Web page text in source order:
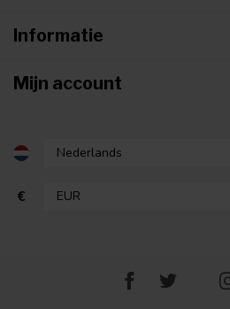
Informatie
Mijn account
€